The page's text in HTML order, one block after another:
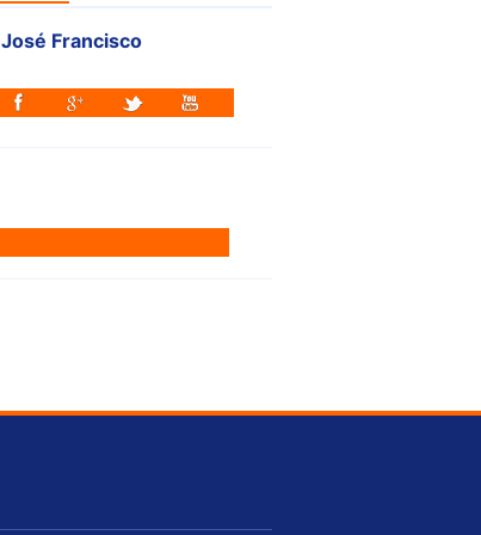
José Francisco